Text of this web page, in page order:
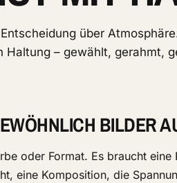
über
Haltung – gewählt, gerahmt,
BILDER
oder Format. Es braucht
eine Komposition, die